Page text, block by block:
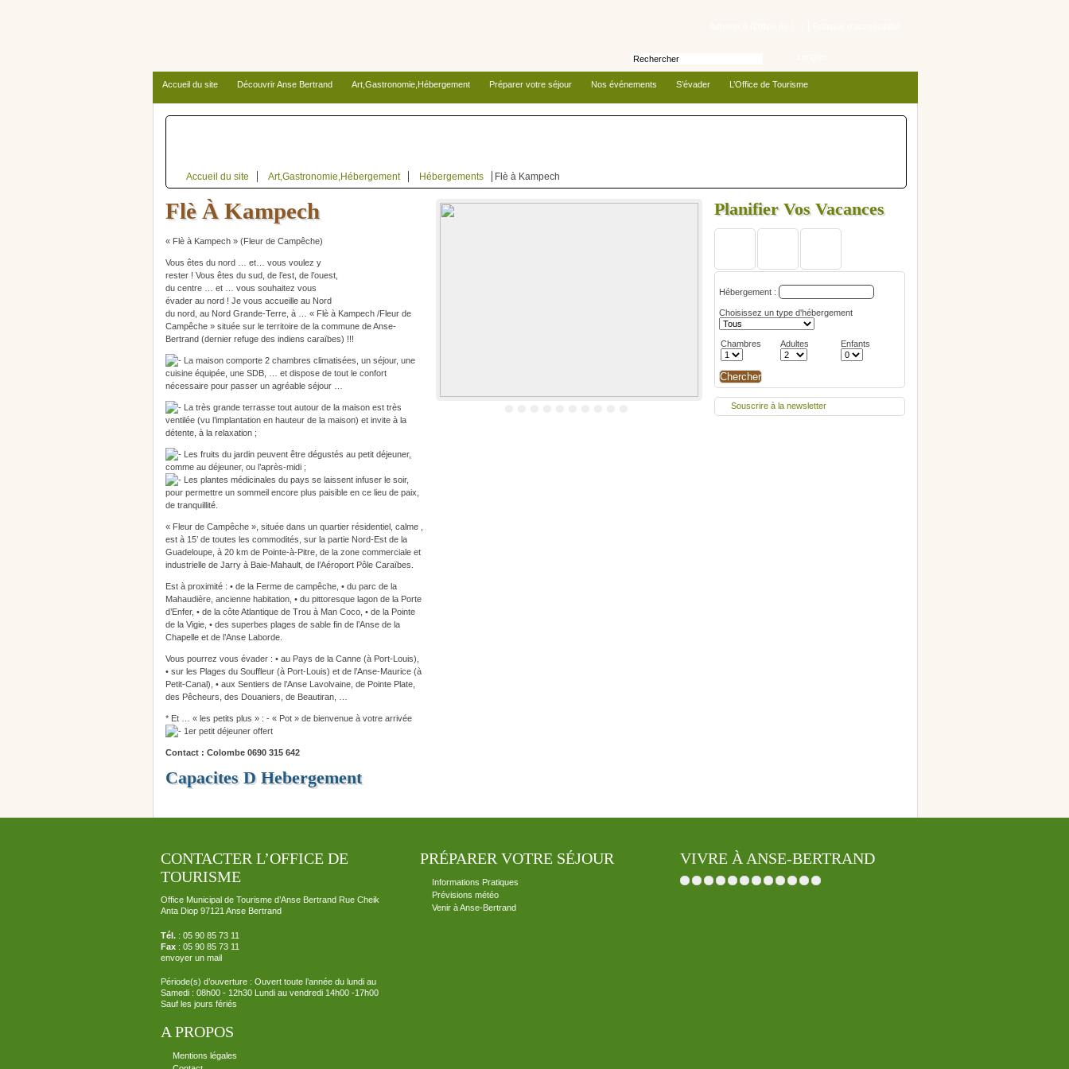
Accueil du site Découvrir Anse Bertrand Art,Gastronomie,Hébergement Préparer votre séjour Nos événements S’évader L’Office de Tourisme
Autour d’Anse Bertrand
Accueil du site Art,Gastronomie,Hébergement Hébergements Flè à Kampech
Flè À Kampech
« Flè à Kampech » (Fleur de Campêche)
Vous êtes du nord … et… vous voulez y
rester ! Vous êtes du sud, de l’est, de l’ouest,
du centre … et … vous souhaitez vous
évader au nord ! Je vous accueille au Nord
du nord, au Nord Grande-Terre, à … « Flè à Kampech /Fleur de
Campêche » située sur le territoire de la commune de Anse-
Bertrand (dernier refuge des indiens caraïbes) !!!
La maison comporte 2 chambres climatisées, un séjour, une
cuisine équipée, une SDB, … et dispose de tout le confort
nécessaire pour passer un agréable séjour …
La très grande terrasse tout autour de la maison est très
ventilée (vu l’implantation en hauteur de la maison) et invite à la
détente, à la relaxation ;
Les fruits du jardin peuvent être dégustés au petit déjeuner,
comme au déjeuner, ou l’après-midi ;
Les plantes médicinales du pays se laissent infuser le soir,
pour permettre un sommeil encore plus paisible en ce lieu de paix,
de tranquillité.
« Fleur de Campêche », située dans un quartier résidentiel, calme ,
est à 15’ de toutes les commodités, sur la partie Nord-Est de la
Guadeloupe, à 20 km de Pointe-à-Pitre, de la zone commerciale et
industrielle de Jarry à Baie-Mahault, de l’Aéroport Pôle Caraïbes.
Est à proximité : • de la Ferme de campêche, • du parc de la
Mahaudière, ancienne habitation, • du pittoresque lagon de la Porte
d’Enfer, • de la côte Atlantique de Trou à Man Coco, • de la Pointe
de la Vigie, • des superbes plages de sable fin de l’Anse de la
Chapelle et de l’Anse Laborde.
Vous pourrez vous évader : • au Pays de la Canne (à Port-Louis),
• sur les Plages du Souffleur (à Port-Louis) et de l’Anse-Maurice (à
Petit-Canal), • aux Sentiers de l’Anse Lavolvaine, de Pointe Plate,
des Pêcheurs, des Douaniers, de Beautiran, …
* Et … « les petits plus » : - « Pot » de bienvenue à votre arrivée
1er petit déjeuner offert
Contact : Colombe 0690 315 642
Capacites D Hebergement
Planifier Vos Vacances
Hébergement :
Choisissez un type d'hébergement
Chambres Adultes Enfants
Souscrire à la newsletter
CONTACTER L’OFFICE DE
TOURISME
Office Municipal de Tourisme d’Anse Bertrand Rue Cheik
Anta Diop 97121 Anse Bertrand
Tél. : 05 90 85 73 11
Fax : 05 90 85 73 11
envoyer un mail
Période(s) d’ouverture : Ouvert toute l’année du lundi au
Samedi : 08h00 - 12h30 Lundi au vendredi 14h00 -17h00
Sauf les jours fériés
A PROPOS
Mentions légales
PRÉPARER VOTRE SÉJOUR
Informations Pratiques
Prévisions météo
Venir à Anse-Bertrand
VIVRE À ANSE-BERTRAND